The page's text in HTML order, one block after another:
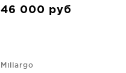
46 000 руб
Millargo